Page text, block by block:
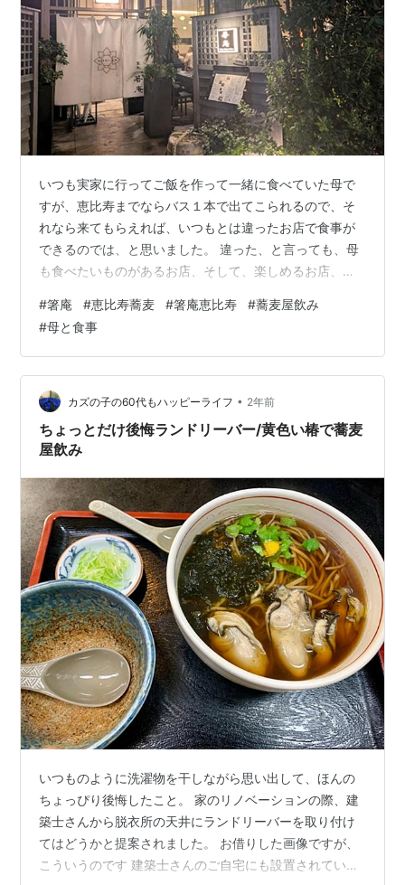
いつも実家に行ってご飯を作って一緒に食べていた母で
すが、恵比寿までならバス１本で出てこられるので、そ
れなら来てもらえれば、いつもとは違ったお店で食事が
できるのでは、と思いました。 違った、と言っても、母
も食べたいものがあるお店、そして、楽しめるお店、糖
く・・・と探していて、そういえば最近行ってなかった
お蕎麦屋さん、箸庵さんが良いのでは、と思い、予約し
て行ってきました。 久しぶりの箸庵さん、落ち着いた雰
囲気で楽しめて母にもヒットでした。 箸庵さん メニュー
お飲み物メニュー おつまみメニュー 食べたもの＆飲んだ
もの お通し 肉味噌ピーマン 鯛と海…
#箸庵 #恵比寿蕎麦 #箸庵恵比寿 #蕎麦屋飲み
#母と食事
カズの子の60代もハッピーライフ • 2年前
ちょっとだけ後悔ランドリーバー/黄色い椿で蕎麦
屋飲み
いつものように洗濯物を干しながら思い出して、ほんの
ちょっぴり後悔したこと。 家のリノベーションの際、建
築士さんから脱衣所の天井にランドリーバーを取り付け
てはどうかと提案されました。 お借りした画像ですが、
こういうのです 建築士さんのご自宅にも設置されてい